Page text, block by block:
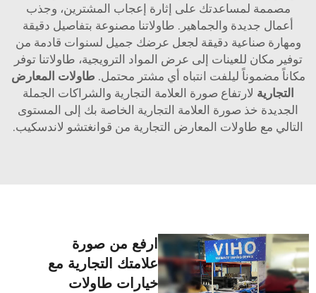
مصممة لمساعدتك على إثارة إعجاب المشترين، وجذب
أعمال جديدة والجماهير. طاولاتنا مصنوعة بتفاصيل دقيقة
ومهارة صناعية دقيقة لجعل عرضك جميل لسنوات قادمة من
توفير مكان للعينات إلى عرض المواد الترويجية، طاولاتنا توفر
مكاناً مضموناً ليلفت انتباه أي مشتر محتمل. طاولات المعارض
التجاريةلارتفاع صورة العلامة التجارية والشراكات الجملة
الجديدة خذ صورة العلامة التجارية الخاصة بك إلى المستوى
التالي مع طاولات المعارض التجارية من قوانغتشو لاندسكيب.
ارفع من صورة
علامتك التجارية مع
خيارات طاولات